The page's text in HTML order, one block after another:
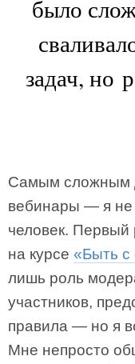
было
задач, но
Самым сложным
вебинары — я
человек. Первый
на курсе «Быть с
лишь роль
участников,
правила — но я
Мне непросто